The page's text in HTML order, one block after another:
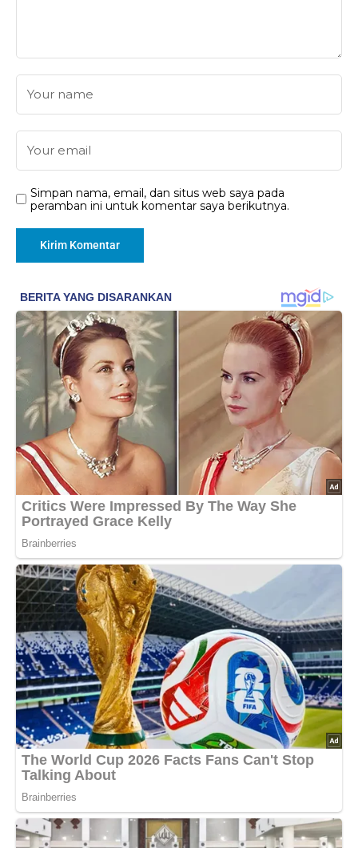
Simpan nama, email, dan situs web saya pada
peramban ini untuk komentar saya berikutnya.